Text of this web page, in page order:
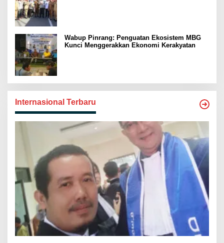
Wabup Pinrang: Penguatan Ekosistem MBG
Kunci Menggerakkan Ekonomi Kerakyatan
Internasional Terbaru